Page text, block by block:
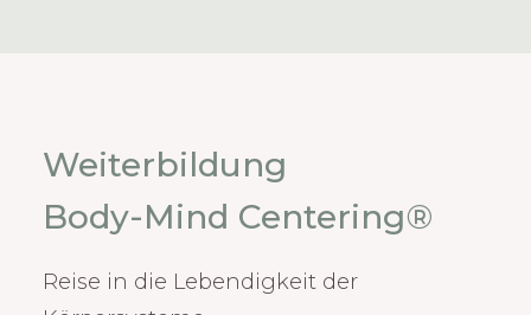
Weiterbildung
Body-Mind Centering®
Reise in die Lebendigkeit der